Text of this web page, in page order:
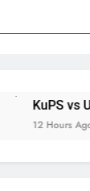
vs U
Hours Ago